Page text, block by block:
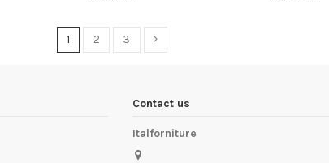
1 2 3
Contact us
Italforniture